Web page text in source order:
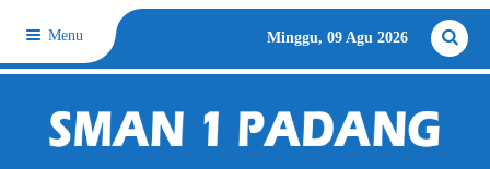
Menu Minggu, 09 Agu 2026